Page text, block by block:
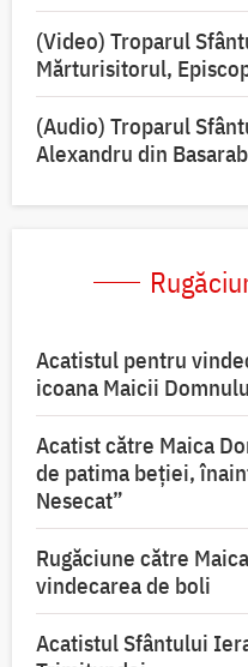
(Video) Troparul
Mărturisitorul,
(Audio) Troparul
Alexandru din
Acatistul pentru
icoana Maicii
Acatist către Maica
de patima beției,
Nesecat”
Rugăciune către
vindecarea de boli
Acatistul Sfântului